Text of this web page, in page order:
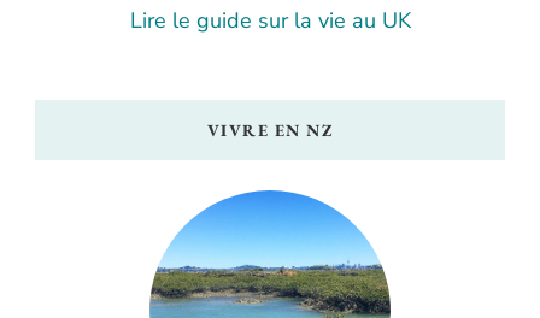
Lire le guide sur la vie au UK
VIVRE EN NZ